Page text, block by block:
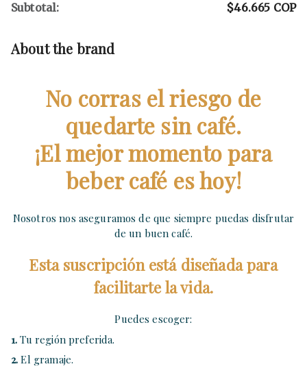
Subtotal: $46.665 COP
About the brand
No corras el riesgo de
quedarte sin café.
¡El mejor momento para
beber café es hoy!
Nosotros nos aseguramos de que siempre puedas disfrutar
de un buen café.
Esta suscripción está diseñada para
facilitarte la vida.
Puedes escoger:
1. Tu región preferida.
2. El gramaje.